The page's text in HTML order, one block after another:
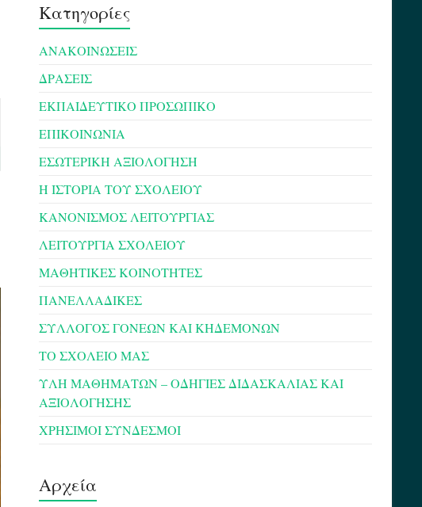
Κατηγορίες
ΑΝΑΚΟΙΝΩΣΕΙΣ
ΔΡΑΣΕΙΣ
ΕΚΠΑΙΔΕΥΤΙΚΟ ΠΡΟΣΩΠΙΚΟ
ΕΠΙΚΟΙΝΩΝΙΑ
ΕΣΩΤΕΡΙΚΗ ΑΞΙΟΛΟΓΗΣΗ
Η ΙΣΤΟΡΙΑ ΤΟΥ ΣΧΟΛΕΙΟΥ
ΚΑΝΟΝΙΣΜΟΣ ΛΕΙΤΟΥΡΓΙΑΣ
ΛΕΙΤΟΥΡΓΙΑ ΣΧΟΛΕΙΟΥ
ΜΑΘΗΤΙΚΕΣ ΚΟΙΝΟΤΗΤΕΣ
ΠΑΝΕΛΛΑΔΙΚΕΣ
ΣΥΛΛΟΓΟΣ ΓΟΝΕΩΝ ΚΑΙ ΚΗΔΕΜΟΝΩΝ
ΤΟ ΣΧΟΛΕΙΟ ΜΑΣ
ΥΛΗ ΜΑΘΗΜΑΤΩΝ – ΟΔΗΓΙΕΣ ΔΙΔΑΣΚΑΛΙΑΣ ΚΑΙ
ΑΞΙΟΛΟΓΗΣΗΣ
ΧΡΗΣΙΜΟΙ ΣΥΝΔΕΣΜΟΙ
Αρχεία